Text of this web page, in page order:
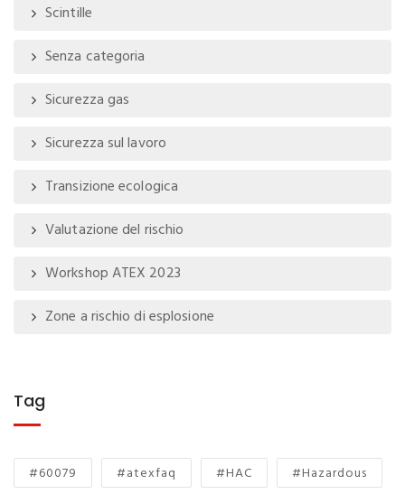
Scintille
Senza categoria
Sicurezza gas
Sicurezza sul lavoro
Transizione ecologica
Valutazione del rischio
Workshop ATEX 2023
Zone a rischio di esplosione
Tag
#60079 #atexfaq #HAC
#Hazardous